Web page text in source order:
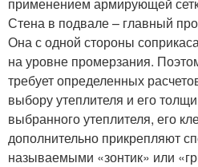
Стена в подвале – главный
Она с одной стороны
на уровне промерзания.
требует определенных
выбору утеплителя и его
выбранного утеплителя, его
дополнительно прикрепляют
называемыми «зонтик» или